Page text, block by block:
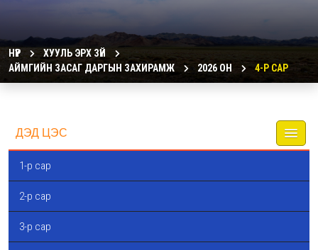
НҮҮР
ХУУЛЬ ЭРХ ЗҮЙ
АЙМГИЙН ЗАСАГ ДАРГЫН ЗАХИРАМЖ
2026 ОН 4-Р САР
ДЭД ЦЭС
1-р сар
2-р сар
3-р сар